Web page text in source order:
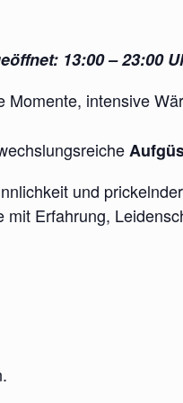
13:00 – 23:00
intensive
und
mit Erfahrung,